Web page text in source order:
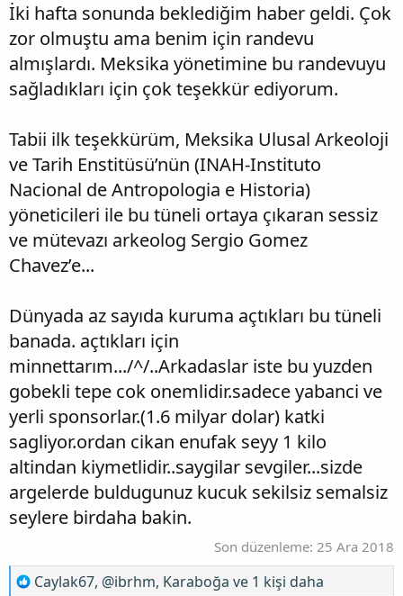
İki hafta sonunda beklediğim haber geldi. Çok
zor olmuştu ama benim için randevu
almışlardı. Meksika yönetimine bu randevuyu
sağladıkları için çok teşekkür ediyorum.
Tabii ilk teşekkürüm, Meksika Ulusal Arkeoloji
ve Tarih Enstitüsü’nün (INAH-Instituto
Nacional de Antropologia e Historia)
yöneticileri ile bu tüneli ortaya çıkaran sessiz
ve mütevazı arkeolog Sergio Gomez
Chavez’e...
Dünyada az sayıda kuruma açtıkları bu tüneli
banada. açtıkları için
minnettarım.../^/..Arkadaslar iste bu yuzden
gobekli tepe cok onemlidir.sadece yabanci ve
yerli sponsorlar.(1.6 milyar dolar) katki
sagliyor.ordan cikan enufak seyy 1 kilo
altindan kiymetlidir..saygilar sevgiler...sizde
argelerde buldugunuz kucuk sekilsiz semalsiz
seylere birdaha bakin.
Son düzenleme: 25 Ara 2018
T
Caylak67, @ibrhm, Karaboğa ve 1 kişi daha